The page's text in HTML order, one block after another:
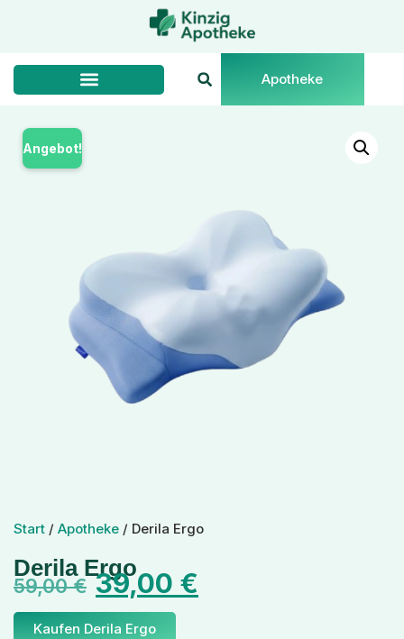
Apotheke
Angebot!
Start / Apotheke / Derila Ergo
Derila Ergo
59,00€ 39,00 €
Kaufen Derila Ergo